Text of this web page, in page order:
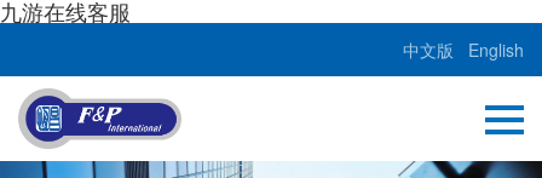
九游在线客服
中文版 English